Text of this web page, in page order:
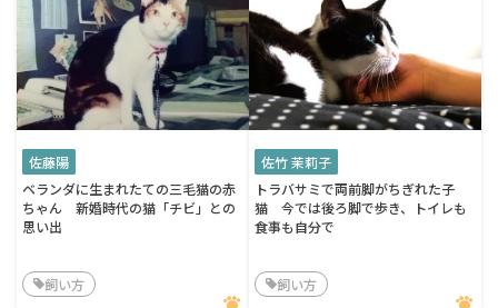
佐藤陽
ベランダに生まれたての三毛猫の赤
ちゃん 新婚時代の猫「チビ」との
思い出
飼い方
佐竹 茉莉子
トラバサミで両前脚がちぎれた子
猫 今では後ろ脚で歩き、トイレも
食事も自分で
飼い方